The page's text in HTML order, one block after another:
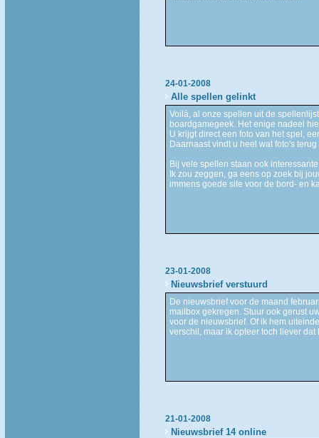
24-01-2008
Alle spellen gelinkt
Voilà, al onze spellen uit de
boardgamegeek. Het enige nadeel
U krijgt direct een foto van het spel,
Daarnaast vindt u heel wat foto's
Bij vele spellen staan ook
Ik zou zeggen, ga eens op zoek bij
immens goede site voor de bord- en
23-01-2008
Nieuwsbrief verstuurd
De nieuwsbrief voor de maand
mailbox gekregen. Stuur ook gerust
voor de nieuwsbrief. Of ik hem
verschil, maar ik opteer toch liever dat
21-01-2008
Nieuwsbrief 14 online